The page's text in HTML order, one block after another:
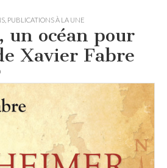
Vivre
PUBLICATIONS À LA UNE
un océan pour
Xavier Fabre